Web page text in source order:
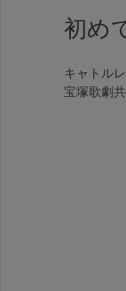
初め
キャトル
宝塚歌劇